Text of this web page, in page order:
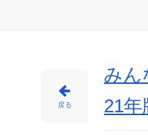
戻る
みん
21年